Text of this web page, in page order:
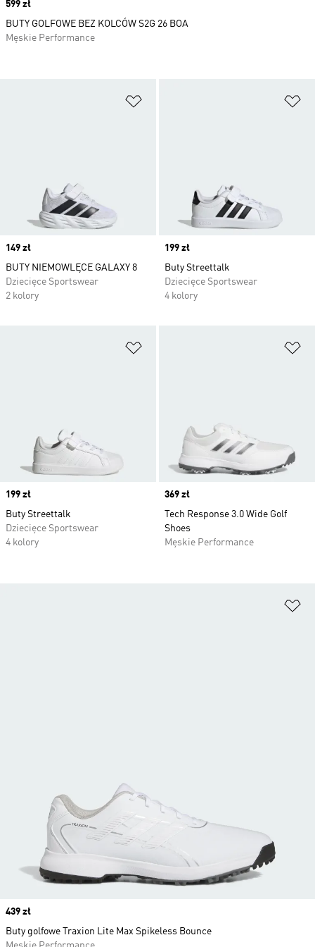
Price
149 zł
BUTY NIEMOWLĘCE GALAXY 8
Dziecięce Sportswear
2 kolory
Price
199 zł
Buty Streettalk
Dziecięce Sportswear
4 kolory
Price
199 zł
Buty Streettalk
Dziecięce Sportswear
4 kolory
Price
369 zł
Tech Response 3.0 Wide Golf
Shoes
Męskie Performance
Price
599 zł
BUTY GOLFOWE BEZ KOLCÓW S2G 26 BOA
Męskie Performance
Price
439 zł
Buty golfowe Traxion Lite Max Spikeless Bounce